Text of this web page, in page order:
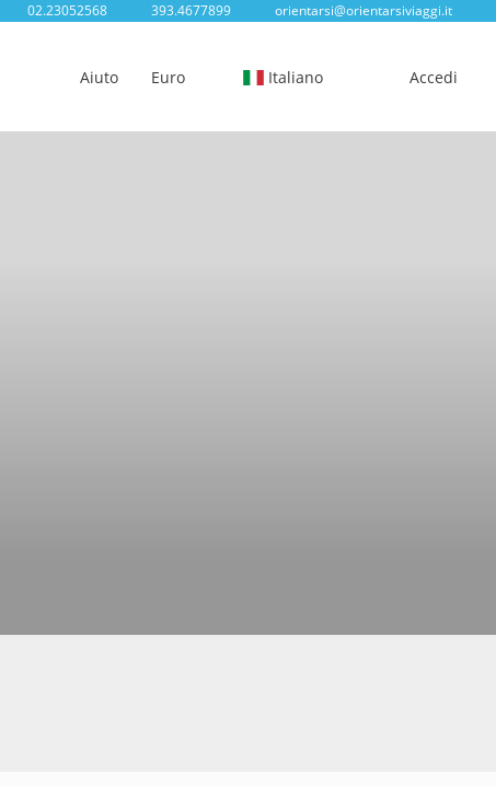
02.23052568 393.4677899 orientarsi@orientarsiviaggi.it
Aiuto Euro Italiano Accedi